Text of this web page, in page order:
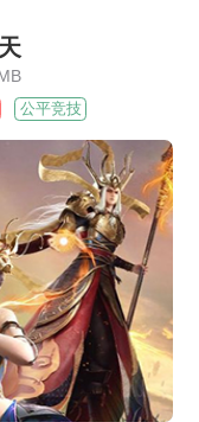
公平竞技